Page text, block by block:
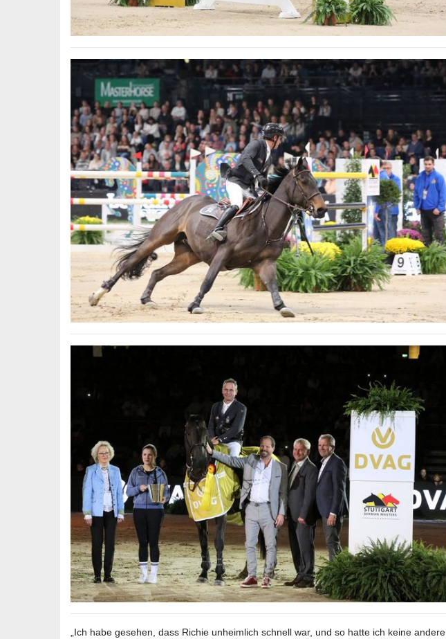
„Ich habe gesehen, dass Richie unheimlich schnell war, und so hatte ich keine andere